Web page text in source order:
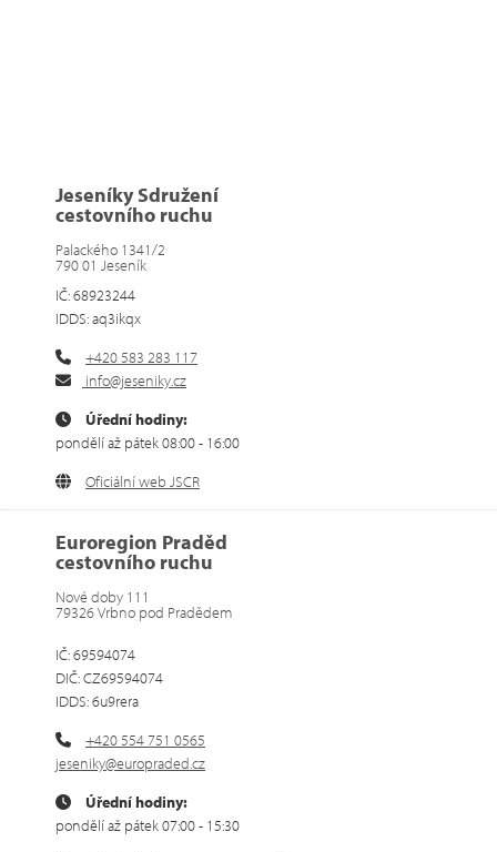
Jeseníky Sdružení
cestovního ruchu
Palackého 1341/2
790 01 Jeseník
IČ: 68923244
IDDS: aq3ikqx
+420 583 283 117
info@jeseniky.cz
Úřední hodiny:
pondělí až pátek 08:00 - 16:00
Oficiální web JSCR
Euroregion Praděd
cestovního ruchu
Nové doby 111
79326 Vrbno pod Pradědem
IČ: 69594074
DIČ: CZ69594074
IDDS: 6u9rera
+420 554 751 0565
jeseniky@europraded.cz
Úřední hodiny:
pondělí až pátek 07:00 - 15:30